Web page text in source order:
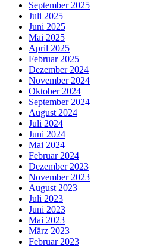
September 2025
Juli 2025
Juni 2025
Mai 2025
April 2025
Februar 2025
Dezember 2024
November 2024
Oktober 2024
September 2024
August 2024
Juli 2024
Juni 2024
Mai 2024
Februar 2024
Dezember 2023
November 2023
August 2023
Juli 2023
Juni 2023
Mai 2023
März 2023
Februar 2023